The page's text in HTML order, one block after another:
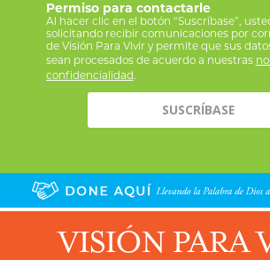
Permiso para contactarle
Al hacer clic en el botón “Suscríbase”,
solicitando recibir comunicaciones por
de Visión Para Vivir y permite que sus
sean procesados de acuerdo a nuestras
confidencialidad.
VISIÓN PARA